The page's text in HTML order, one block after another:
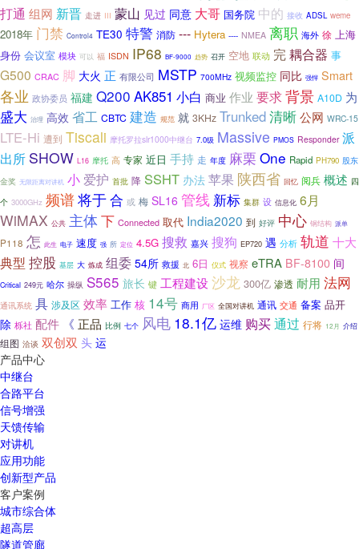
打通 组网 新晋 走进 III 蒙山 见过 同意 大哥 国务院 中的 接收 ADSL weme
2018年 门禁 Control4 TE30 特警 消防 --- Hytera ---- NMEA 离职 海外 徐 上海
身份 会议室 模块 可以 福 ISDN IP68 BF-9000 趋势 召开 空地 联动 完耦合器 事
G500 CRAC 脚 大火 正 有限公司 MSTP 700MHz 视频监控 同比 强悍 Smart
各业 政协委员 福建 Q200 AK851 小白 商业 作业 要求背景 A10D 为
盛大 治理 高效 省工 CBTC 建造 规范 就 3KHz Trunked清晰公网 WRC-15
LTE-Hi 遭到 Tiscali 摩托罗拉slr1000中继台 7.0级 Massive PMOS Responder 派
出所 SHOW L16 摩托 高 专家 近日 手持 走 年度 麻栗 One Rapid PH790 股东
金奖 无限距离对讲机 小爱护 首批 降 SSHT 办法 苹果 陕西省 回忆 阅兵 概述 四
个 3000GHz 频谱将于合 或 梅 SL16 管线 新标 集群 设 信息化 6月
WiMAX 公共 主体 下 Connected 取代 India2020 到 好评 中心 钢结构 派单
P118 怎 此生 电子 速度 强 所 定位 4.5G 搜救 嘉兴 搜狗 EP720 遇 分析 轨道 十大
典型 控股 基层 大 炼成 组委 54所 救援 北 6日 仪式 视察 eTRA BF-8100 间
Critical 249元 哈尔 操纵 S565 旅长 键 工程建设沙龙 300亿 渗透 耐用 法网
通讯系统 具 涉及区 效率 工作 核 14号 商用 厂区 全国对讲机 通讯 交通 备案 品开
除 栎社 配件 《 正品 比例 七个 风电 18.1亿 运维 购买通过 行将 12月 介绍
组图 洽谈 双创双 头 运
产品中心
中继台
合路平台
信号增强
天馈传输
对讲机
应用功能
创新型产品
客户案例
城市综合体
超高层
隧道管廊